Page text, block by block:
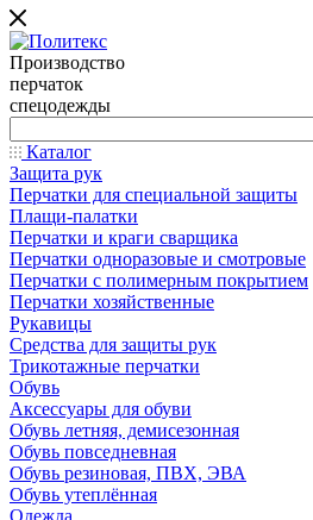
Производство
перчаток
спецодежды
Каталог
Защита рук
Перчатки для специальной защиты
Плащи-палатки
Перчатки и краги сварщика
Перчатки одноразовые и смотровые
Перчатки с полимерным покрытием
Перчатки хозяйственные
Рукавицы
Средства для защиты рук
Трикотажные перчатки
Обувь
Аксессуары для обуви
Обувь летняя, демисезонная
Обувь повседневная
Обувь резиновая, ПВХ, ЭВА
Обувь утеплённая
Одежда